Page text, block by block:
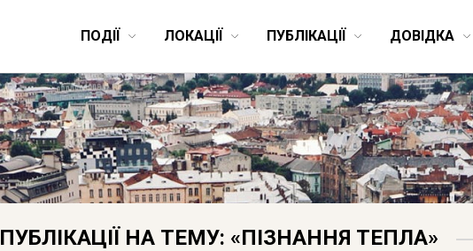
ПОДІЇ ЛОКАЦІЇ ПУБЛІКАЦІЇ ДОВІДКА
ПУБЛІКАЦІЇ НА ТЕМУ: «ПІЗНАННЯ ТЕПЛА»